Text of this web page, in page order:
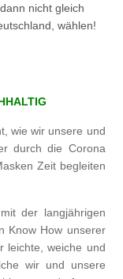
nicht gleich
wählen!
wie wir unsere und
durch die Corona
Zeit begleiten
der langjährigen
Know How unserer
leichte, weiche und
wir und unsere